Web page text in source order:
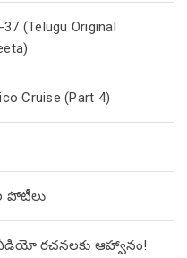
(Telugu Original
Cruise (Part 4)
పోటీలు
రచనలకు ఆహ్వానం!